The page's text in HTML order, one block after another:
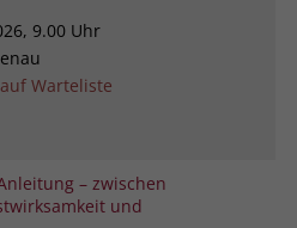
9.00 Uhr
Warteliste
– zwischen
und